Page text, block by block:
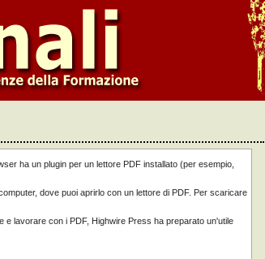
ha un plugin per un lettore PDF installato (per esempio,
dove puoi aprirlo con un lettore di PDF. Per scaricare
lavorare con i PDF, Highwire Press ha preparato un'utile